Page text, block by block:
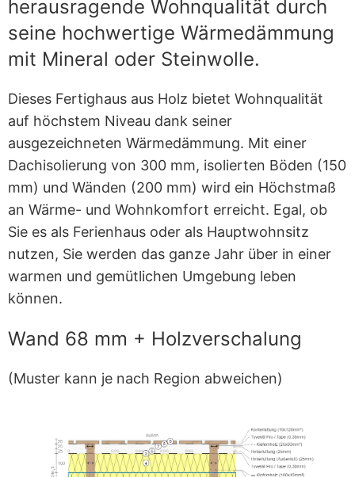
herausragende Wohnqualität durch
seine hochwertige Wärmedämmung
mit Mineral oder Steinwolle.
Dieses Fertighaus aus Holz bietet Wohnqualität
auf höchstem Niveau dank seiner
ausgezeichneten Wärmedämmung. Mit einer
Dachisolierung von 300 mm, isolierten Böden (150
mm) und Wänden (200 mm) wird ein Höchstmaß
an Wärme- und Wohnkomfort erreicht. Egal, ob
Sie es als Ferienhaus oder als Hauptwohnsitz
nutzen, Sie werden das ganze Jahr über in einer
warmen und gemütlichen Umgebung leben
können.
Wand 68 mm + Holzverschalung
(Muster kann je nach Region abweichen)